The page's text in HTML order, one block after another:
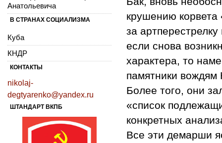
крушению корвета
за
если снова
характера, то
памятники вождям
Более того, они
«список
конкретных
Все эти демарши
Анатольевича
В СТРАНАХ СОЦИАЛИЗМА
Куба
КНДР
КОНТАКТЫ
nikolaj-
degtyarenko@yandex.ru
ШТАНДАРТ ВКПБ